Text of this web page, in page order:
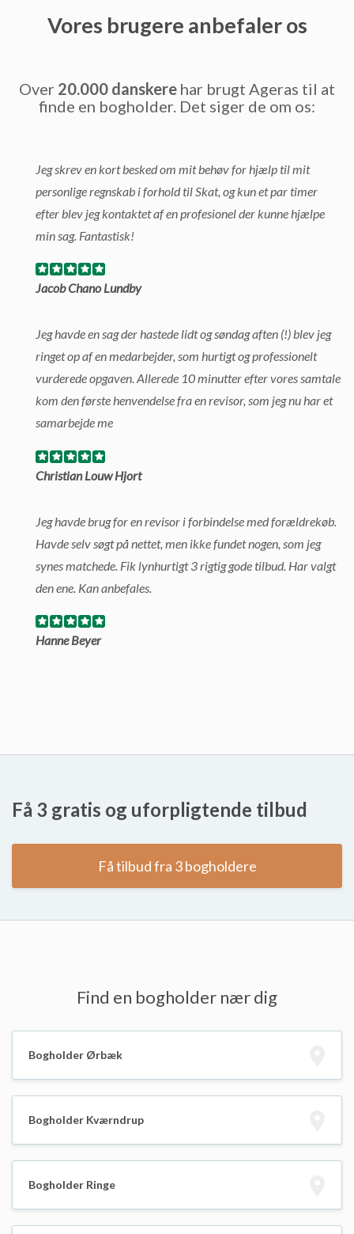
Vores brugere anbefaler os
Over 20.000 danskere har brugt Ageras til at
finde en bogholder. Det siger de om os:
Jeg skrev en kort besked om mit behøv for hjælp til mit
personlige regnskab i forhold til Skat, og kun et par timer
efter blev jeg kontaktet af en profesionel der kunne hjælpe
min sag. Fantastisk!
Jacob Chano Lundby
Jeg havde en sag der hastede lidt og søndag aften (!) blev jeg
ringet op af en medarbejder, som hurtigt og professionelt
vurderede opgaven. Allerede 10 minutter efter vores samtale
kom den første henvendelse fra en revisor, som jeg nu har et
samarbejde me
Christian Louw Hjort
Jeg havde brug for en revisor i forbindelse med forældrekøb.
Havde selv søgt på nettet, men ikke fundet nogen, som jeg
synes matchede. Fik lynhurtigt 3 rigtig gode tilbud. Har valgt
den ene. Kan anbefales.
Hanne Beyer
Få 3 gratis og uforpligtende tilbud
Få tilbud fra 3 bogholdere
Find en bogholder nær dig
Bogholder Ørbæk
Bogholder Kværndrup
Bogholder Ringe